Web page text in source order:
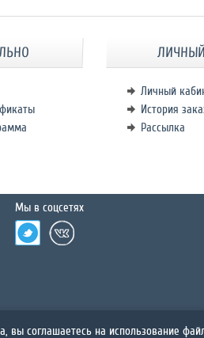
Личный
История
Рассылка
Мы в соцсетях
вы соглашаетесь на использование